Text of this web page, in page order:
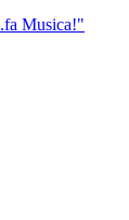
Musica!"